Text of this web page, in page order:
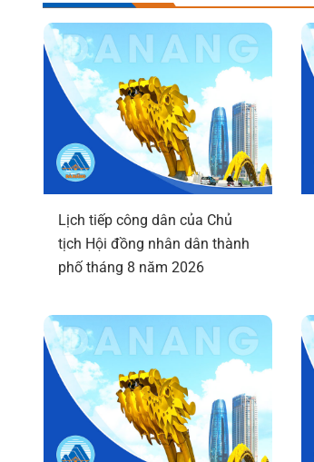
Lịch tiếp công dân của Chủ
tịch Hội đồng nhân dân thành
phố tháng 8 năm 2026